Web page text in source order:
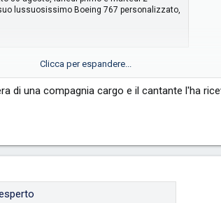
lussuosissimo Boeing 767 personalizzato,
Clicca per espandere...
di una compagnia cargo e il cantante l'ha